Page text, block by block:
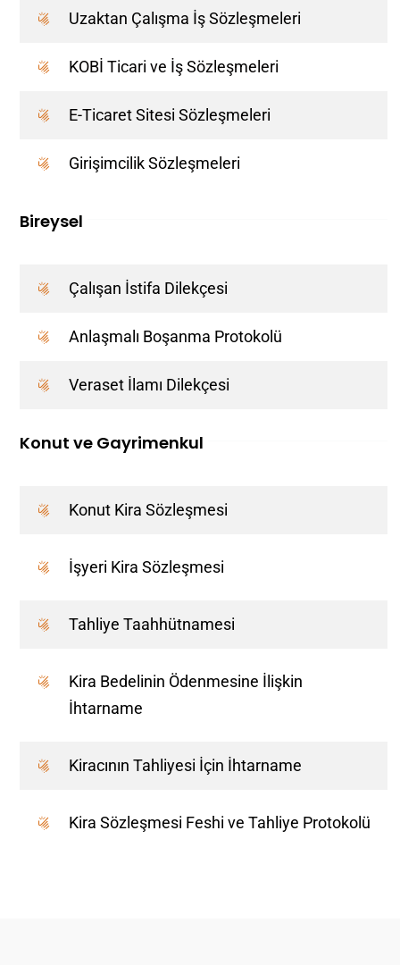
Uzaktan Çalışma İş Sözleşmeleri
KOBİ Ticari ve İş Sözleşmeleri
E-Ticaret Sitesi Sözleşmeleri
Girişimcilik Sözleşmeleri
Bireysel
Çalışan İstifa Dilekçesi
Anlaşmalı Boşanma Protokolü
Veraset İlamı Dilekçesi
Konut ve Gayrimenkul
Konut Kira Sözleşmesi
İşyeri Kira Sözleşmesi
Tahliye Taahhütnamesi
Kira Bedelinin Ödenmesine İlişkin
İhtarname
Kiracının Tahliyesi İçin İhtarname
Kira Sözleşmesi Feshi ve Tahliye Protokolü